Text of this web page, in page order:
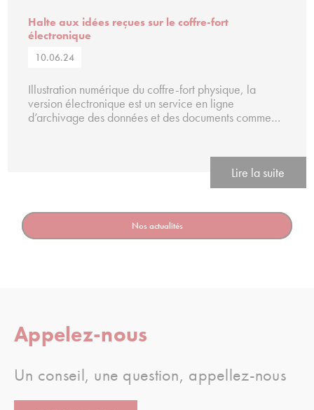
Halte aux idées reçues sur le coffre-fort
électronique
10.06.24
Illustration numérique du coffre-fort physique, la
version électronique est un service en ligne
d’archivage des données et des documents comme…
Lire la suite
Nos actualités
Appelez-nous
Un conseil, une question, appellez-nous